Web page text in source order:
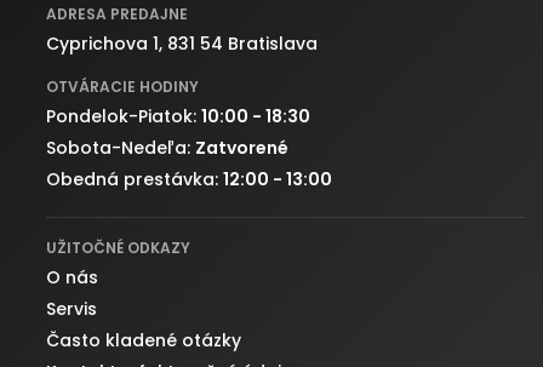
ADRESA PREDAJNE
Cyprichova 1, 831 54 Bratislava
OTVÁRACIE HODINY
Pondelok-Piatok: 10:00 - 18:30
Sobota-Nedeľa: Zatvorené
Obedná prestávka: 12:00 - 13:00
UŽITOČNÉ ODKAZY
O nás
Servis
Často kladené otázky